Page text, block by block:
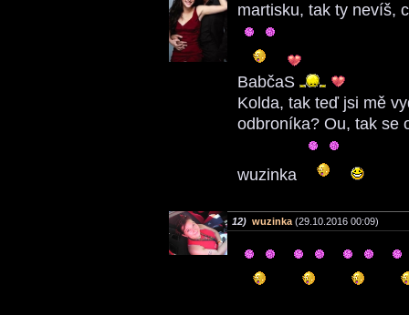
martisku, tak ty nevíš,
BabčaS
Kolda, tak teď jsi mě
odbroníka? Ou, tak se
wuzinka
12) wuzinka (29.10.2016 00:09)